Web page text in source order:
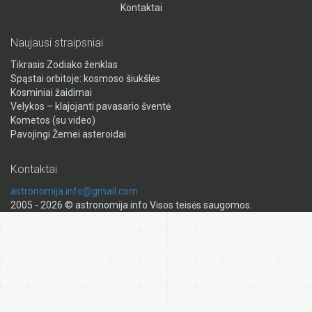
Kontaktai
Naujausi straipsniai
Tikrasis Zodiako ženklas
Spąstai orbitoje: kosmoso šiukšlės
Kosminiai žaidimai
Velykos – klajojanti pavasario šventė
Kometos (su video)
Pavojingi Žemei asteroidai
Kontaktai
astronomija.info@gmail.com
2005 - 2026 © astronomija.info Visos teisės saugomos.